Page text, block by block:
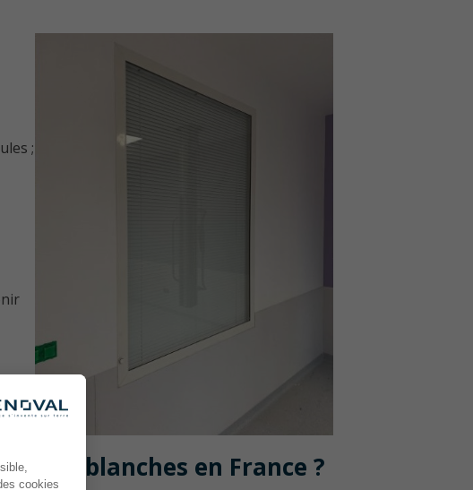
;
blanches en France ?